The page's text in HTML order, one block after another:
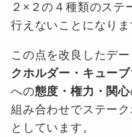
２×２の４種類のステ
行えないことになりま
この点を改良したデ
クホルダー・キューブ
への態度・権力・関心
組み合わせでステー
としています。